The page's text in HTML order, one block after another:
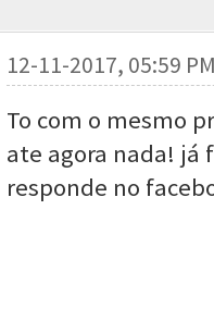
12-11-2017, 05:59
To com o mesmo
ate agora nada! já
responde no